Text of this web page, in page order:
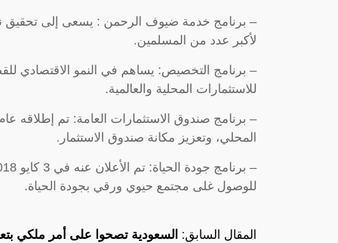
– برنامج خدمة ضيوف الرحمن : يسعى إلى تحقيق
لأكبر عدد من المسلمين.
– برنامج التخصيص: يساهم في النمو الاقتصادي
للاستثمارات المحلية والعالمية.
المحلي، وتعزيز مكانة صندوق الاستثمار.
للوصول غلى مجتمع حيوي ورقي بجودة الحياة.
المقال السابق: السعودية تصحوا على أمر ملكي